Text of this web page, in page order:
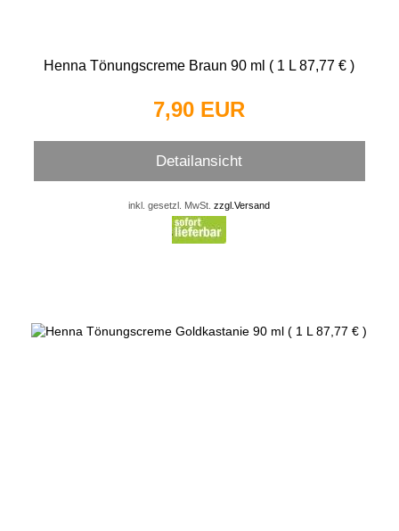
Henna Tönungscreme Braun 90 ml ( 1 L 87,77 € )
7,90 EUR
Detailansicht
inkl. gesetzl. MwSt.zzgl.Versand